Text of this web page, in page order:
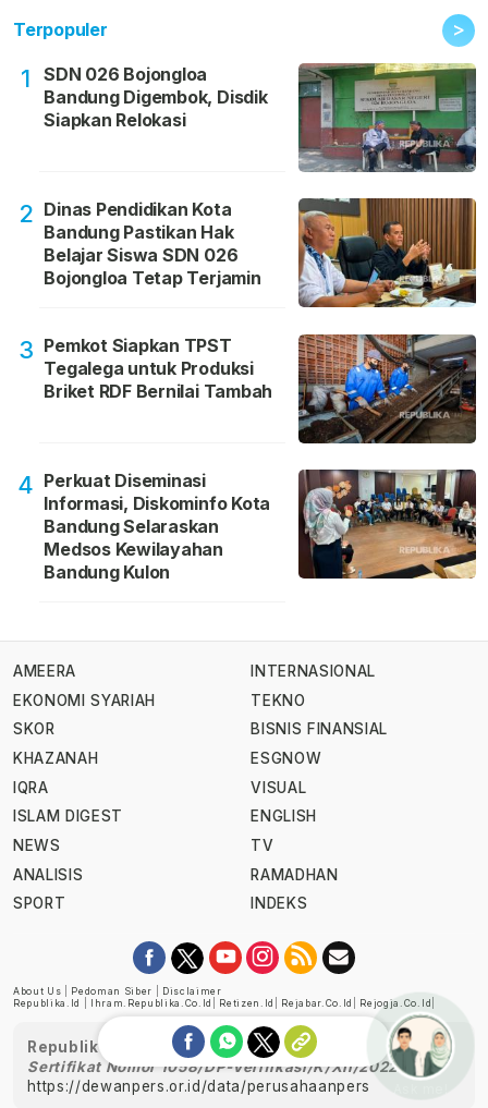
Terpopuler >
1
SDN 026 Bojongloa
Bandung Digembok, Disdik
Siapkan Relokasi
2 Dinas Pendidikan Kota
Bandung Pastikan Hak
Belajar Siswa SDN 026
Bojongloa Tetap Terjamin
3 Pemkot Siapkan TPST
Tegalega untuk Produksi
Briket RDF Bernilai Tambah
4 Perkuat Diseminasi
Informasi, Diskominfo Kota
Bandung Selaraskan
Medsos Kewilayahan
Bandung Kulon
AMEERA
EKONOMI SYARIAH
SKOR
KHAZANAH
IQRA
ISLAM DIGEST
NEWS
ANALISIS
SPORT
INTERNASIONAL
TEKNO
BISNIS FINANSIAL
ESGNOW
VISUAL
ENGLISH
TV
RAMADHAN
INDEKS
About Us Pedoman Siber
Disclaimer
Republika.id
Ihram.republika.co.id Retizen.id Rejabar.co.id Rejogja.co.id
Republika telah diverifikasi oleh Dewan Pers
Sertifikat Nomor 1058/DP-Verifikasi/K/XII/2022
https://dewanpers.or.id/data/perusahaanpers